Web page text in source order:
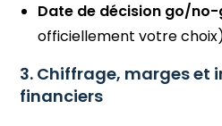
Date de décision go/no-
officiellement votre
3. Chiffrage, marges et
financiers